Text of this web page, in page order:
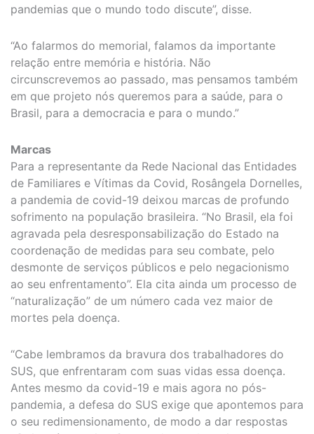
pandemias que o mundo todo discute”, disse.
“Ao falarmos do memorial, falamos da importante
relação entre memória e história. Não
circunscrevemos ao passado, mas pensamos também
em que projeto nós queremos para a saúde, para o
Brasil, para a democracia e para o mundo.”
Marcas
Para a representante da Rede Nacional das Entidades
de Familiares e Vítimas da Covid, Rosângela Dornelles,
a pandemia de covid-19 deixou marcas de profundo
sofrimento na população brasileira. “No Brasil, ela foi
agravada pela desresponsabilização do Estado na
coordenação de medidas para seu combate, pelo
desmonte de serviços públicos e pelo negacionismo
ao seu enfrentamento”. Ela cita ainda um processo de
“naturalização” de um número cada vez maior de
mortes pela doença.
“Cabe lembramos da bravura dos trabalhadores do
SUS, que enfrentaram com suas vidas essa doença.
Antes mesmo da covid-19 e mais agora no pós-
pandemia, a defesa do SUS exige que apontemos para
o seu redimensionamento, de modo a dar respostas